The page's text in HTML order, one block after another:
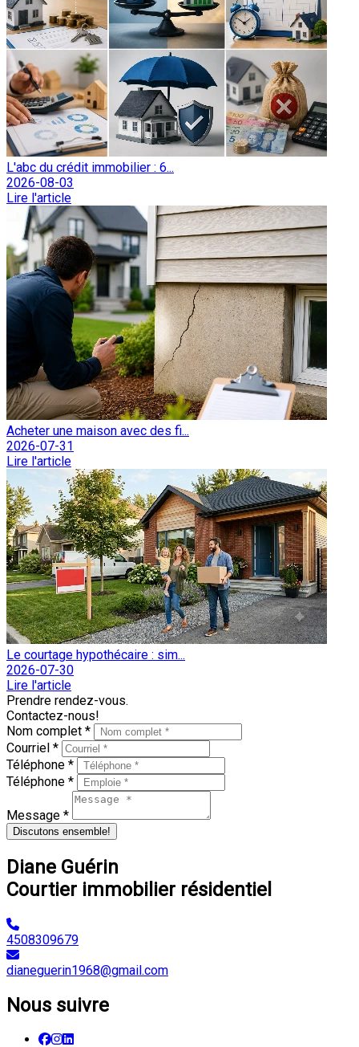
L'abc du crédit immobilier : 6...
2026-08-03
Lire l'article
Acheter une maison avec des fi...
2026-07-31
Lire l'article
Le courtage hypothécaire : sim...
2026-07-30
Lire l'article
Prendre rendez-vous.
Contactez-nous!
Nom complet *
Courriel *
Téléphone *
Téléphone *
Message *
Discutons ensemble!
Diane Guérin
Courtier immobilier résidentiel
4508309679
dianeguerin1968@gmail.com
Nous suivre